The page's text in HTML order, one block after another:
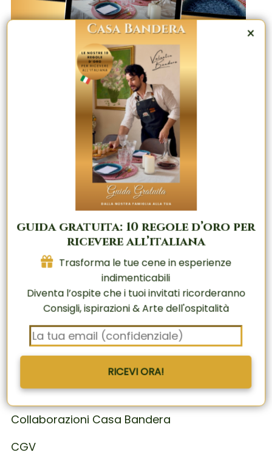
×
guida gratuita: 10 regole d’oro per
ricevere all’italiana
Trasforma le tue cene in esperienze
indimenticabili
Diventa l’ospite che i tuoi invitati ricorderanno
Consigli, ispirazioni & Arte dell'ospitalità
RICEVI ORA!
Masterclass & Coaching: Trasforma
Le Tue Cene con Gli Ospiti | Il
Metodo Positano™
Trasforma le tue cene in esperienze
indimenticabili
Diventa l’ospite che i tuoi invitati ricorderanno
Consigli, ispirazioni & Arte dell'ospitalità
RICEVI ORA!
L’Arte dell’ospitalità all’italiana, in
tutta semplicità
Contatti
Collaborazioni Casa Bandera
CGV